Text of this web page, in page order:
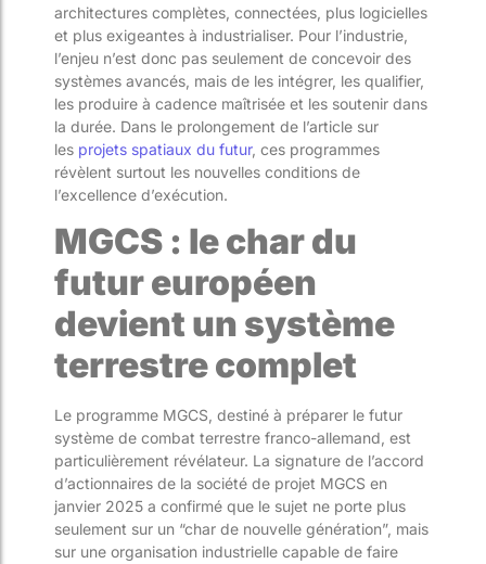
architectures complètes, connectées, plus logicielles
et plus exigeantes à industrialiser. Pour l’industrie,
l’enjeu n’est donc pas seulement de concevoir des
systèmes avancés, mais de les intégrer, les qualifier,
les produire à cadence maîtrisée et les soutenir dans
la durée. Dans le prolongement de l’article sur
les projets spatiaux du futur, ces programmes
révèlent surtout les nouvelles conditions de
l’excellence d’exécution.
MGCS : le char du
futur européen
devient un système
terrestre complet
Le programme MGCS, destiné à préparer le futur
système de combat terrestre franco-allemand, est
particulièrement révélateur. La signature de l’accord
d’actionnaires de la société de projet MGCS en
janvier 2025 a confirmé que le sujet ne porte plus
seulement sur un “char de nouvelle génération”, mais
sur une organisation industrielle capable de faire